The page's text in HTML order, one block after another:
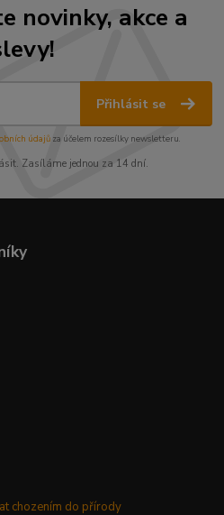
novinky, akce a
Přihlásit se
údajůza účelem rozesílky newsletteru.
Zasíláme jednou za 14 dní.
chozením do přírody